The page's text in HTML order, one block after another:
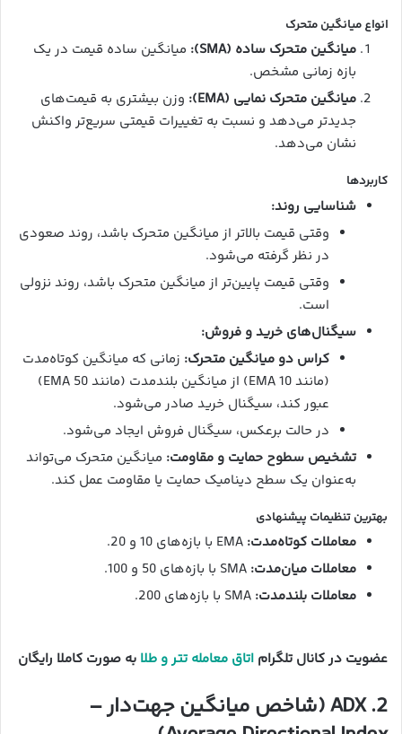
انواع میانگین متحرک
میانگین متحرک ساده (SMA):
میانگین ساده قیمت در یک
بازه زمانی مشخص.
میانگین متحرک نمایی (EMA):
وزن بیشتری به قیمت‌های
جدیدتر می‌دهد و نسبت به تغییرات قیمتی سریع‌تر واکنش
نشان می‌دهد.
کاربردها
شناسایی روند:
وقتی قیمت بالاتر از میانگین متحرک باشد، روند صعودی
در نظر گرفته می‌شود.
وقتی قیمت پایین‌تر از میانگین متحرک باشد، روند نزولی
است.
سیگنال‌های خرید و فروش:
کراس دو میانگین متحرک: زمانی که میانگین کوتاه‌مدت
(مانند EMA 10) از میانگین بلندمدت (مانند EMA 50)
عبور کند، سیگنال خرید صادر می‌شود.
در حالت برعکس، سیگنال فروش ایجاد می‌شود.
تشخیص سطوح حمایت و مقاومت: میانگین متحرک می‌تواند
به‌عنوان یک سطح دینامیک حمایت یا مقاومت عمل کند.
بهترین تنظیمات پیشنهادی
معاملات کوتاه‌مدت:
معاملات میان‌مدت:
معاملات بلندمدت:
عضویت در کانال تلگرام اتاق معامله تتر و طلا به صورت کاملا رایگان
2. ADX (شاخص میانگین جهت‌دار –